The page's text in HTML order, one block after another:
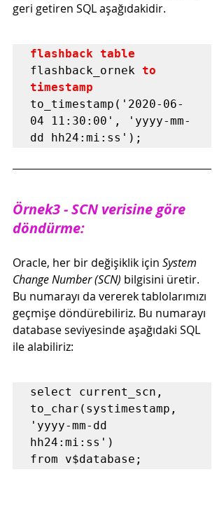
geri getiren SQL aşağıdakidir.
flashback table
flashback_ornek to
timestamp
to_timestamp ('2020-06-
04 11:30:00', 'yyyy-mm-
Örnek3 - SCN verisine göre
döndürme:
Oracle, her bir değişiklik için System
Change Number (SCN) bilgisini üretir.
Bu numarayı da vererek tablolarımızı
geçmişe döndürebiliriz. Bu numarayı
database seviyesinde aşağıdaki SQL
ile alabiliriz:
select current_scn,
to_char(systimestamp,
'yyyy-mm-dd
hh24:mi:ss')
from v$database;